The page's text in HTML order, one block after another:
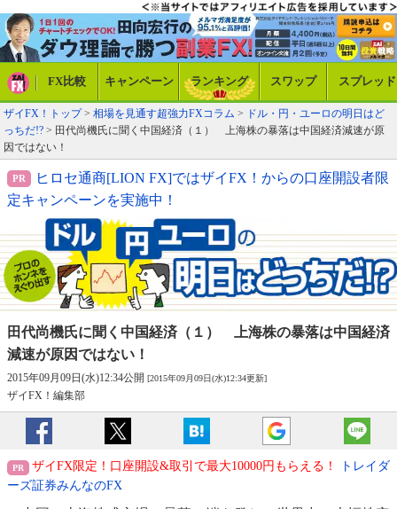
FX比較 キャンペーン ランキング スワップ スプレッド
ザイFX！トップ> 相場を見通す超強力FXコラム > ドル・円・ユーロの明日はど
っちだ!? > 田代尚機氏に聞く中国経済（１） 上海株の暴落は中国経済減速が原
因ではない！
ヒロセ通商[LION FX]ではザイFX！からの口座開設者限
定キャンペーンを実施中！
田代尚機氏に聞く中国経済（１） 上海株の暴落は中国経済
減速が原因ではない！
2015年09月09日(水)12:34公開 [2015年09月09日(水)12:34更新]
ザイFX！編集部
ザイFX限定！口座開設&取引で最大10000円もらえる！
トレイダ
ーズ証券みんなのFX